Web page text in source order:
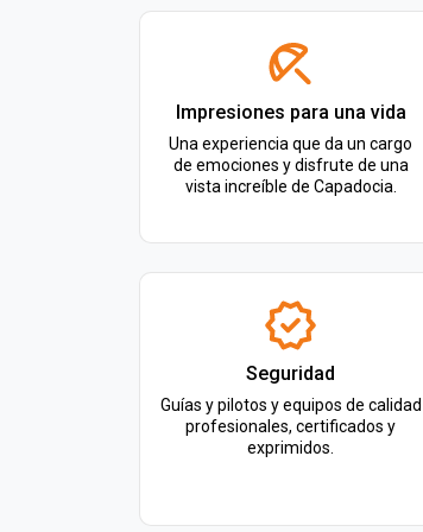
Impresiones para una vida
Una experiencia que da un cargo
de emociones y disfrute de una
vista increíble de Capadocia.
Seguridad
Guías y pilotos y equipos de calidad
profesionales, certificados y
exprimidos.